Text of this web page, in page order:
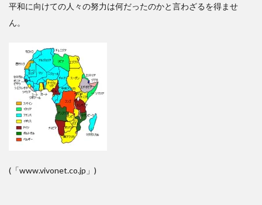
平和に向けての人々の努力は何だったのかと言わざるを得ませ
ん。
(「www.vivonet.co.jp」)